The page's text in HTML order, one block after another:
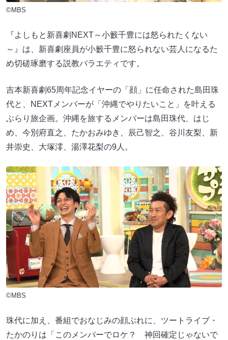
©MBS
『よしもと新喜劇NEXT～小籔千豊には怒られたくない
～』は、新喜劇座員が小籔千豊に怒られない芸人になるた
め切磋琢磨する説教バラエティです。
吉本新喜劇65周年記念イヤーの「顔」に任命された島田珠
代と、NEXTメンバーが「沖縄でやりたいこと」を叶える
ぶらり旅企画。沖縄を旅するメンバーは島田珠代、はじ
め、今別府直之、たかおみゆき、辰己智之、谷川友梨、新
井崇史、大塚澪、湯澤花梨の9人。
©MBS
珠代に加え、番組でおなじみの顔ぶれに、ツートライブ・
たかのりは「このメンバーでロケ？ 神回確定じゃないで